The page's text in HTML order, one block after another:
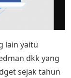
lain yaitu
dkk yang
sejak tahun